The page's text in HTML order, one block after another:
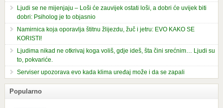
Ljudi se ne mijenjaju – Loši će zauvijek ostati loši, a dobri će uvijek biti
dobri: Psiholog je to objasnio
Namirnica koja oporavlja štitnu žlijezdu, žuč i jetru: EVO KAKO SE
KORISTI!
Ljudima nikad ne otkrivaj koga voliš, gdje ideš, šta čini srećnim… Ljudi su
to, pokvariće.
Serviser upozorava evo kada klima uređaj može i da se zapali
Popularno